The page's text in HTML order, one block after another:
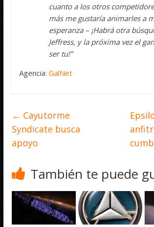
cuanto a los otros
más me gustaría animarles a
esperanza – ¡Habrá otra
Jeffress, y la próxima vez el
ser tu!”
Agencia:GalNet
← Cayutorme
Syndicate busca
apoyo
También te puede